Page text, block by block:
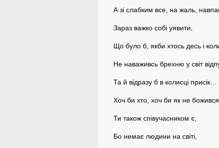
А зі слабким все, на жаль,
Зараз важко собі уявити,
Що було б, якби хтось десь і
Не наваживсь брехню у світ
Та й відразу б в колисці присік…
Хоч би хто, хоч би як не
Ти також співучасником є,
Бо немає людини на світі,